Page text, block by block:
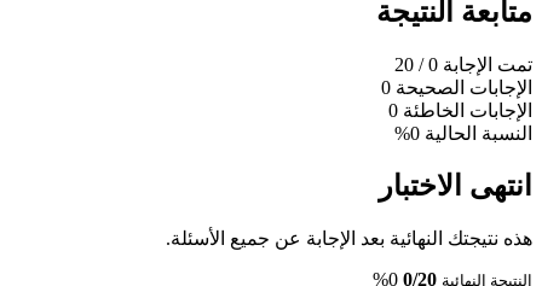
متابعة النتيجة
تمت الإجابة 0
/ 20
الإجابات الصحيحة 0
الإجابات الخاطئة 0
النسبة الحالية 0%
انتهى الاختبار
هذه نتيجتك النهائية بعد الإجابة عن جميع الأسئلة.
النتيجة النهائية 0/20
0%